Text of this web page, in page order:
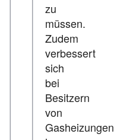
zu
müssen.
Zudem
verbessert
sich
bei
Besitzern
von
Gasheizungen